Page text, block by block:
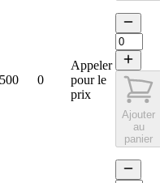
0
Appeler
pour le
prix
Ajouter
au
panier